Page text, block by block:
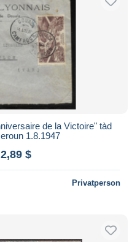
de la Victoire" tàd
1.8.1947
$
Privatperson